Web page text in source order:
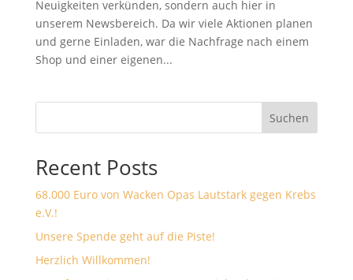
Neuigkeiten verkünden, sondern auch hier in
unserem Newsbereich. Da wir viele Aktionen planen
und gerne Einladen, war die Nachfrage nach einem
Shop und einer eigenen...
Suchen
Recent Posts
68.000 Euro von Wacken Opas Lautstark gegen Krebs
e.V.!
Unsere Spende geht auf die Piste!
Herzlich Willkommen!